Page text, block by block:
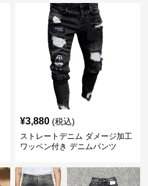
¥3,880 (税込)
ストレートデニム ダメージ加工
ワッペン付き デニムパンツ